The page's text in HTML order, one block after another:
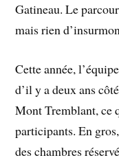
Gatineau. Le
mais rien
Cette année,
d’il y a deux ans
Mont Tremblant, ce
participants. En
des chambres